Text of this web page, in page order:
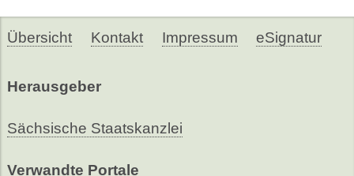
Übersicht Kontakt Impressum eSignatur
Herausgeber
Sächsische Staatskanzlei
Verwandte Portale